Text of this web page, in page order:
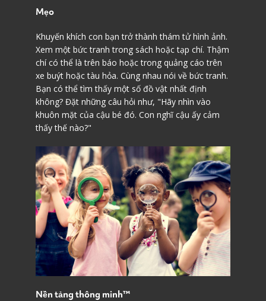
Mẹo
Khuyến khích con bạn trở thành thám tử hình ảnh.
Xem một bức tranh trong sách hoặc tạp chí. Thậm
chí có thể là trên báo hoặc trong quảng cáo trên
xe buýt hoặc tàu hỏa. Cùng nhau nói về bức tranh.
Bạn có thể tìm thấy một số đồ vật nhất định
không? Đặt những câu hỏi như, "Hãy nhìn vào
khuôn mặt của cậu bé đó. Con nghĩ cậu ấy cảm
thấy thế nào?"
Nền tảng thông minh™